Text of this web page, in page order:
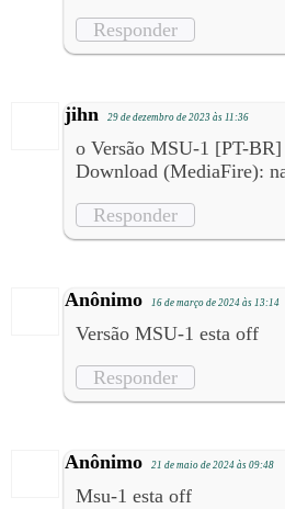
Responder
jihn 29 de dezembro de 2023 às 11:36
o Versão MSU-1 [PT-
Download (MediaFire):
Responder
Anônimo 16 de março de 2024 às 13:14
Versão MSU-1 esta off
Responder
Anônimo 21 de maio de 2024 às 09:48
Msu-1 esta off